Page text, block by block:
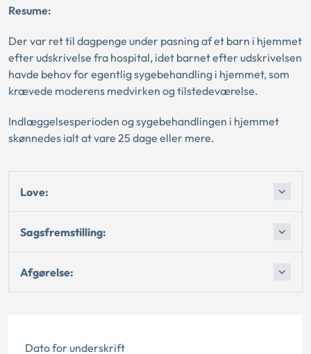
Resume:
Der var ret til dagpenge under pasning af et barn i hjemmet
efter udskrivelse fra hospital, idet barnet efter udskrivelsen
havde behov for egentlig sygebehandling i hjemmet, som
krævede moderens medvirken og tilstedeværelse.
Indlæggelsesperioden og sygebehandlingen i hjemmet
skønnedes ialt at vare 25 dage eller mere.
Love:
Sagsfremstilling:
Afgørelse:
Dato for underskrift